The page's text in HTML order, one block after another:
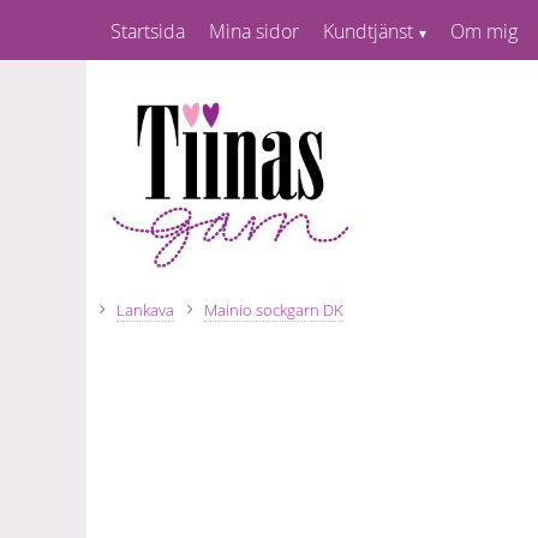
Startsida Mina sidor Kundtjänst Om mig
Lankava Mainio sockgarn DK